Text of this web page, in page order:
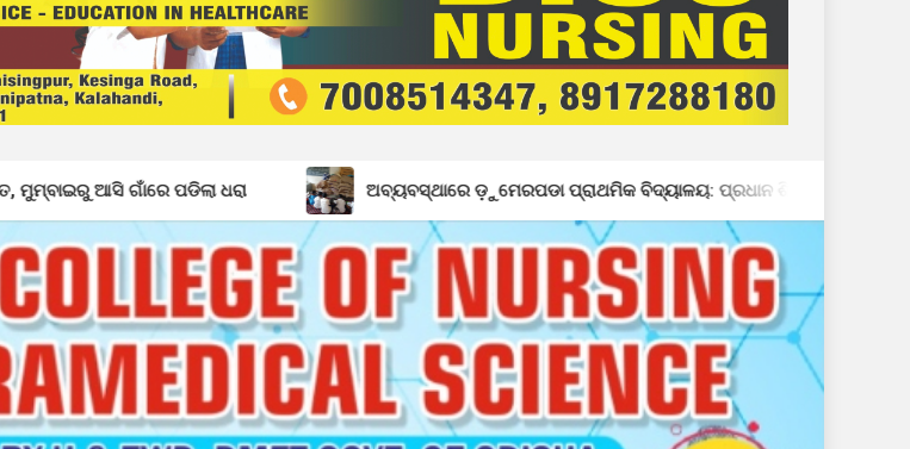
ଧରା ଅବ୍ୟବସ୍ଥାରେ ଡ଼ୁମେରପଡା ପ୍ରାଥମିକ ବିଦ୍ୟାଳୟ: ପ୍ରଧାନ ଶିକ୍ଷକଙ୍କ ମନମାନି ଯୋଗୁଁ ଶ୍ରେଣୀ